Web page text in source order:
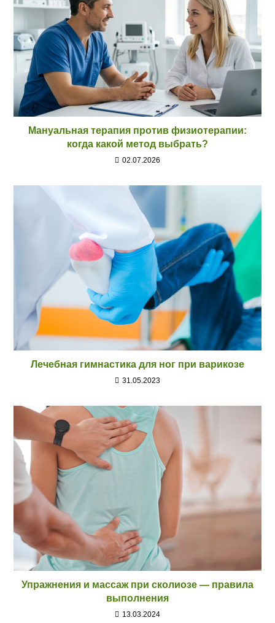
Мануальная терапия против физиотерапии:
когда какой метод выбрать?
02.07.2026
Лечебная гимнастика для ног при варикозе
31.05.2023
Упражнения и массаж при сколиозе — правила
выполнения
13.03.2024